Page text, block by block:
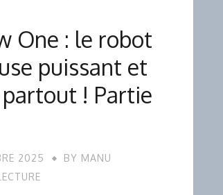
One : le robot
puissant et
partout ! Partie
2025 BY MANU